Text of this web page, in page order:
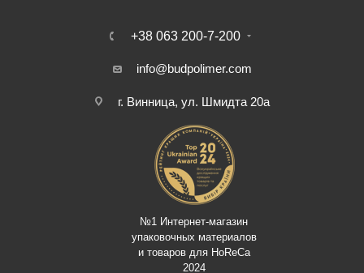
+38 063 200-7-200
info@budpolimer.com
г. Винница, ул. Шмидта 20а
№1 Интернет-магазин
упаковочных материалов
и товаров для HoReCa
2024